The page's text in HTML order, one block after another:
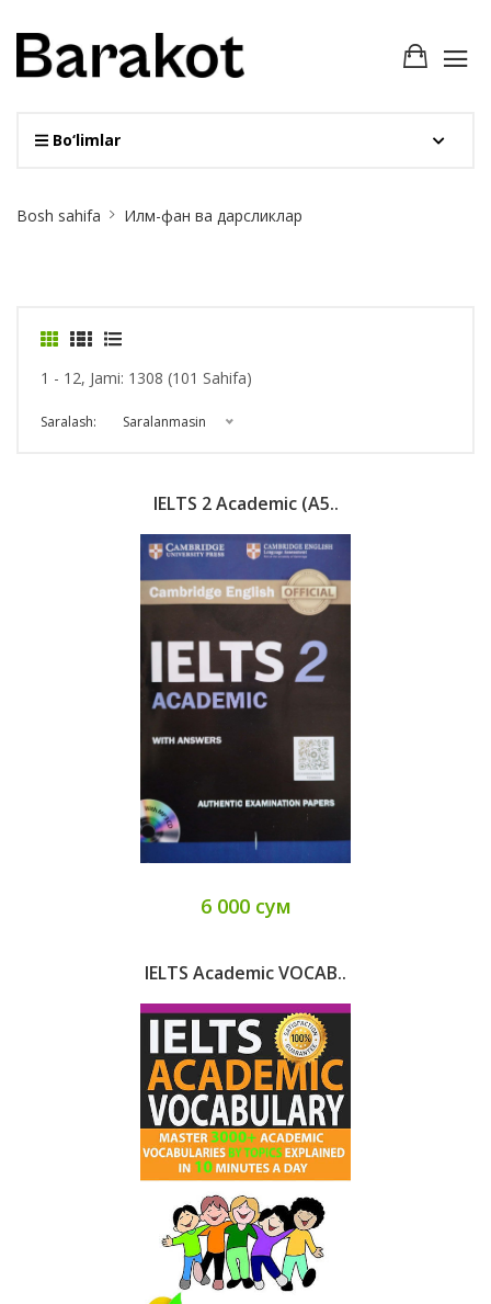
Bo‘limlar
Breadcrumb
Bosh sahifa Илм-фан ва дарсликлар
1 - 12, Jami: 1308 (101 Sahifa)
Saralash: Saralanmasin
IELTS 2 Academic (A5..
6 000 сум
IELTS Academic VOCAB..